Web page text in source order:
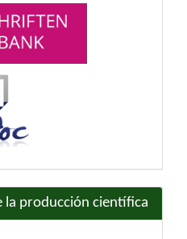
la producción científica